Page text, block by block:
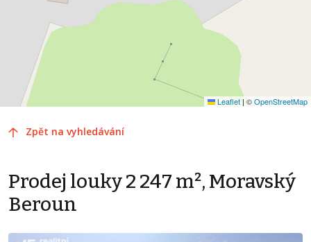
Leaflet | ©OpenStreetMap
Zpět na vyhledávání
Prodej louky 2 247 m², Moravský
Beroun